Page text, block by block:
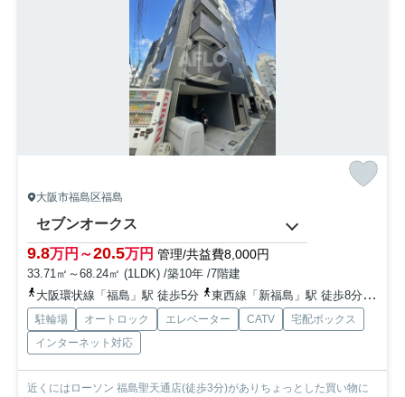
大阪市福島区福島
セブンオークス
9.8万円～20.5万円 管理/共益費8,000円
33.71㎡～68.24㎡ (1LDK) /築10年 /7階建
大阪環状線「福島」駅 徒歩5分
東西線「新福島」駅 徒歩8分
駐輪場 オートロック エレベーター CATV
宅配ボックス
インターネット対応
近くにはローソン 福島聖天通店(徒歩3分)がありちょっとした買い物に